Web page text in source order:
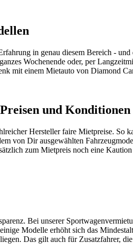
in genau diesem Bereich -
Wochenende oder, per
mit einem Mietauto von Diamond
und Konditionen
Hersteller faire Mietpreise. So
von Dir ausgewählten
zum Mietpreis noch eine
Bei unserer
Modelle erhöht sich das
Das gilt auch für Zusatzfahrer,